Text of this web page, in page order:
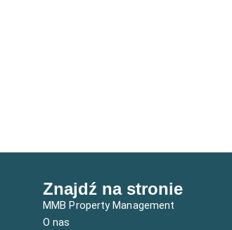
Znajdź na stronie
MMB Property Management
O nas